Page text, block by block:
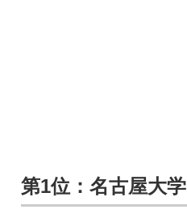
第1位：名古屋大学